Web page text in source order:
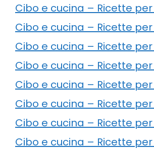
Cibo e cucina – Ricette
Cibo e cucina – Ricette
Cibo e cucina – Ricette
Cibo e cucina – Ricette
Cibo e cucina – Ricette
Cibo e cucina – Ricette
Cibo e cucina – Ricette
Cibo e cucina – Ricette